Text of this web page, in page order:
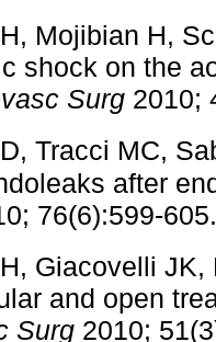
Mojibian H,
shock on the
Surg
Tracci MC,
after
Giacovelli
and open
Surg 2010;